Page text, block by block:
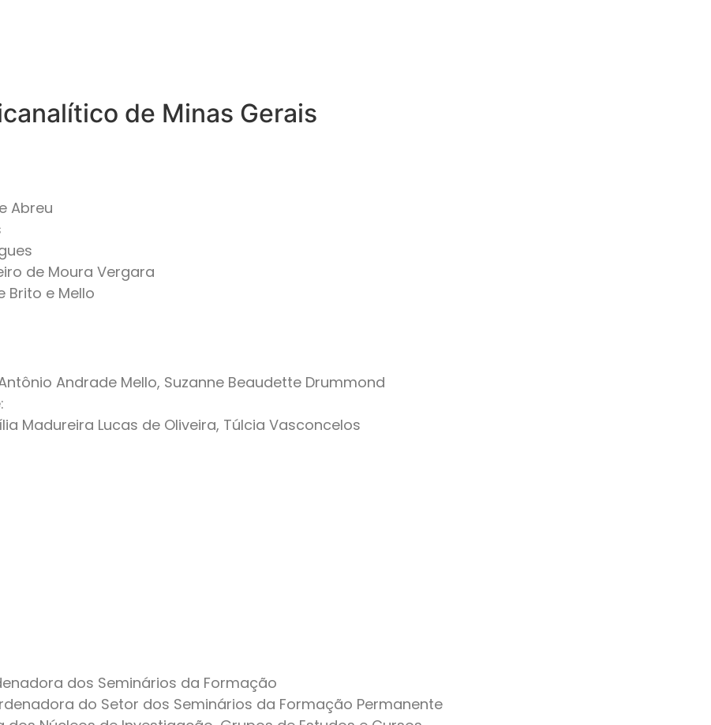
de Minas Gerais
Abreu
de Moura Vergara
Brito e Mello
Andrade Mello, Suzanne Beaudette Drummond
Madureira Lucas de Oliveira, Túlcia Vasconcelos
dos Seminários da Formação
do Setor dos Seminários da Formação Permanente